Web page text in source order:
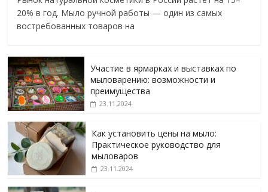
20% в год. Мыло ручной работы — один из самых
востребованных товаров на
Участие в ярмарках и выставках по
мыловарению: возможности и
преимущества
23.11.2024
Как установить цены на мыло:
Практическое руководство для
мыловаров
23.11.2024